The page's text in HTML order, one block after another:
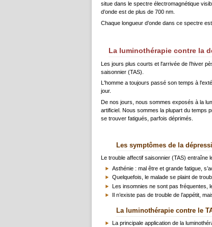
situe dans le spectre électromagnétique
d’onde est de plus de 700 nm.
Chaque longueur d’onde dans ce spectre
La luminothérapie contre la
Les jours plus courts et l'arrivée de l’hiver
saisonnier (TAS).
L'homme a toujours passé son temps à
jour.
De nos jours, nous sommes exposés à la
artificiel. Nous sommes la plupart du temps
se trouver fatigués, parfois déprimés.
Les symptômes de la
Le trouble affectif saisonnier (TAS) entraîne
Asthénie : mal être et grande fatigue,
Quelquefois, le malade se plaint de
Les insomnies ne sont pas fréquentes,
Il n’existe pas de trouble de l’appétit,
La luminothérapie contre le
La principale application de la